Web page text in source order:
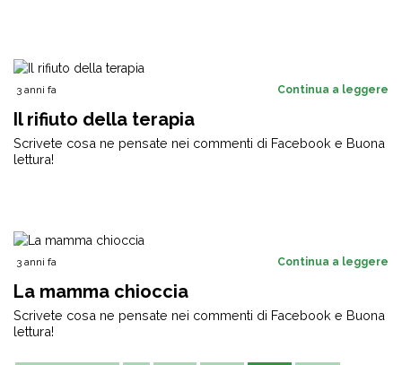
3 anni fa Continua a leggere
Il rifiuto della terapia
Scrivete cosa ne pensate nei commenti di Facebook e Buona
lettura!
3 anni fa Continua a leggere
La mamma chioccia
Scrivete cosa ne pensate nei commenti di Facebook e Buona
lettura!